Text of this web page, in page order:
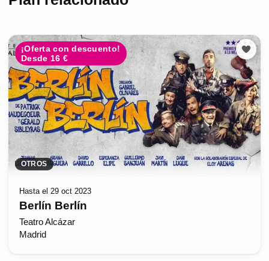
¡Oferta con descuento!
Desde 16 €
OTROS
Hasta el 29 oct 2023
Berlín Berlín
Teatro Alcázar
Madrid